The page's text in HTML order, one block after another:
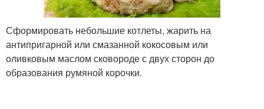
Сформировать небольшие котлеты, жарить на
антипригарной или смазанной кокосовым или
оливковым маслом сковороде с двух сторон до
образования румяной корочки.